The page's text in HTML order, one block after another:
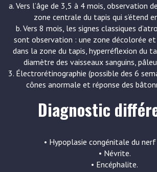
a. Vers l’âge de 3,5 à 4 mois, observation
zone centrale du tapis qui s’étend
b. Vers 8 mois, les signes classiques
sont observation : une zone décolorée
dans la zone du tapis, hyperréflexion du
diamètre des vaisseaux sanguins,
3. Électrorétinographie (possible des 6
cônes anormale et réponse des
Diagnostic
• Hypoplasie congénitale du
• Névrite.
• Encéphalite.